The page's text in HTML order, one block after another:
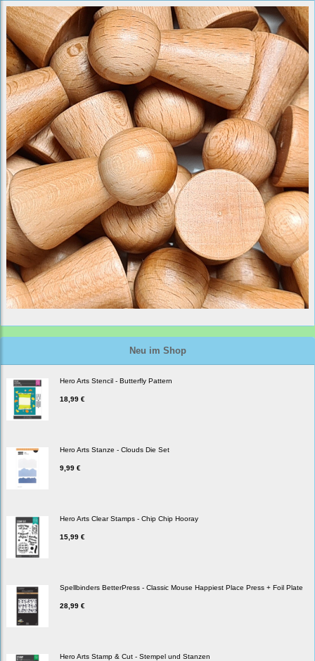
Neu im Shop
Hero Arts Stencil - Butterfly Pattern
18,99 €
Hero Arts Stanze - Clouds Die Set
9,99 €
Hero Arts Clear Stamps - Chip Chip Hooray
15,99 €
Spellbinders BetterPress - Classic Mouse Happiest Place Press + Foil Plate
28,99 €
Hero Arts Stamp & Cut - Stempel und Stanzen